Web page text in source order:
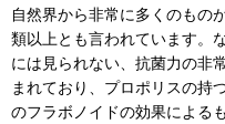
自然界から非常に多くのもの
類以上とも言われています。
には見られない、抗菌力の非
まれており、プロポリスの持
のフラボノイドの効果による